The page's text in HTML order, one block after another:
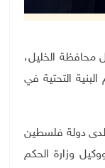
محافظة الخليل،
التحتية في
لدى دولة فلسطين
وزارة الحكم